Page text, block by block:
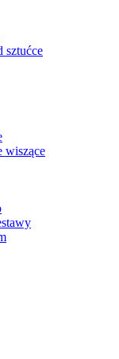
sztućce
wiszące